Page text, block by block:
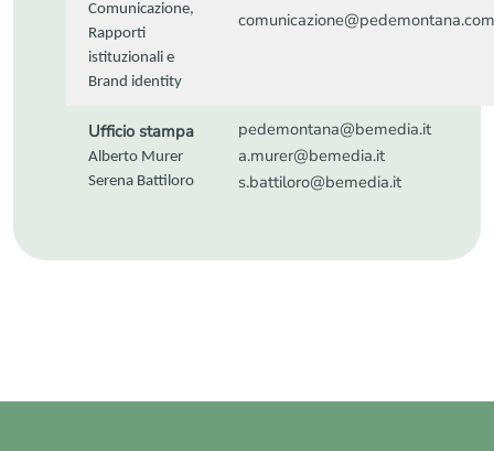
Comunicazione,
Rapporti
istituzionali e
Brand identity
comunicazione@pedemontana.com
Ufficio stampa
Alberto Murer
Serena Battiloro
pedemontana@bemedia.it
a.murer@bemedia.it
s.battiloro@bemedia.it